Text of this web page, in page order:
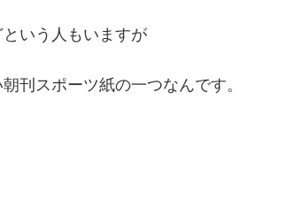
いう人もいますが
刊スポーツ紙の一つなんです。